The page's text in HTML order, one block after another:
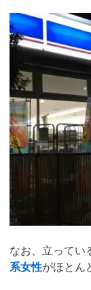
なお、立ってい
系女性がほとん